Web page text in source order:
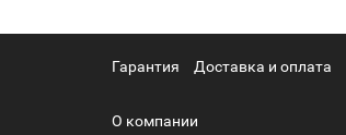
Гарантия Доставка и оплата
О компании